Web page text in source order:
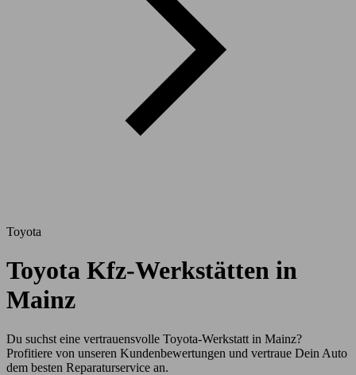
Toyota
Toyota Kfz-Werkstätten in
Mainz
Du suchst eine vertrauensvolle Toyota-Werkstatt in Mainz?
Profitiere von unseren Kundenbewertungen und vertraue Dein Auto
dem besten Reparaturservice an.